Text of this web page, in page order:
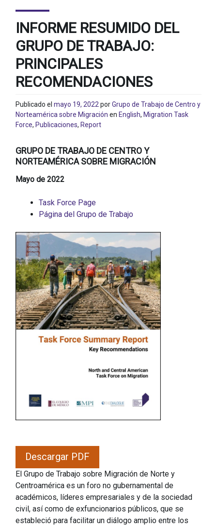
INFORME RESUMIDO DEL
GRUPO DE TRABAJO:
PRINCIPALES
RECOMENDACIONES
Publicado el mayo 19, 2022porGrupo de Trabajo de Centro y
Norteamérica sobre Migración en English, Migration Task
Force, Publicaciones, Report
GRUPO DE TRABAJO DE CENTRO Y
NORTEAMÉRICA SOBRE MIGRACIÓN
Mayo de 2022
Task Force Page
Página del Grupo de Trabajo
Descargar PDF
El Grupo de Trabajo sobre Migración de Norte y
Centroamérica es un foro no gubernamental de
académicos, líderes empresariales y de la sociedad
civil, así como de exfuncionarios públicos, que se
estableció para facilitar un diálogo amplio entre los